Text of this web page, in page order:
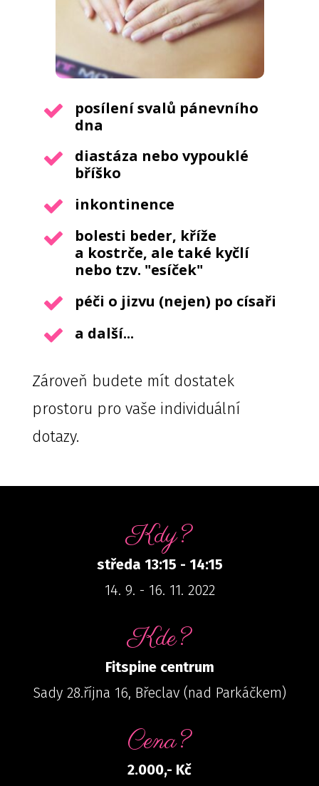
posílení svalů pánevního
dna
diastáza nebo vypouklé
bříško
inkontinence
bolesti beder, kříže
a kostrče, ale také kyčlí
nebo tzv. "esíček"
péči o jizvu (nejen) po císaři
a další...
Zároveň budete mít dostatek
prostoru pro vaše individuální
dotazy.
Kdy?
středa 13:15 - 14:15
14. 9. - 16. 11. 2022
Kde?
Fitspine centrum
Sady 28.října 16, Břeclav (nad Parkáčkem)
Cena?
2.000,- Kč